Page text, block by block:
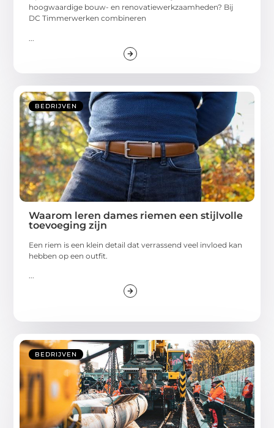
hoogwaardige bouw- en renovatiewerkzaamheden? Bij
DC Timmerwerken combineren
BEDRIJVEN
Waarom leren dames riemen een stijlvolle
toevoeging zijn
Een riem is een klein detail dat verrassend veel invloed kan
hebben op een outfit.
...
BEDRIJVEN